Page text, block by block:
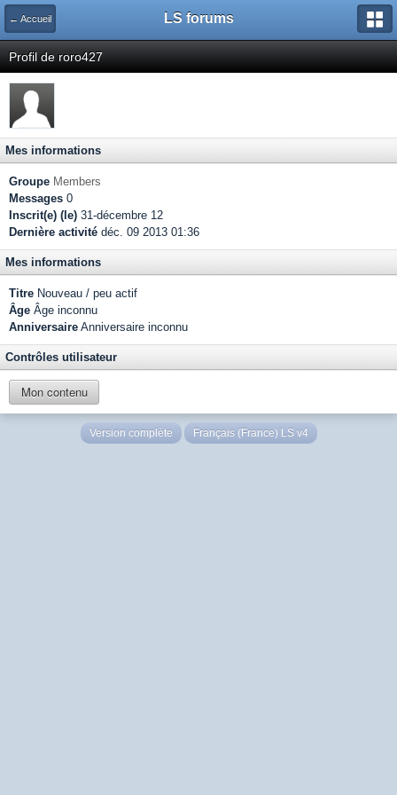
← Accueil LS forums
Profil de roro427
Mes informations
Groupe Members
Messages 0
Inscrit(e) (le) 31-décembre 12
Dernière activité déc. 09 2013 01:36
Mes informations
Titre Nouveau / peu actif
Âge Âge inconnu
Anniversaire Anniversaire inconnu
Contrôles utilisateur
Mon contenu
Version complète Français (France) LS v4